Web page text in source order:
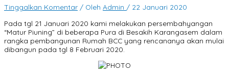
Tinggalkan Komentar / Oleh Admin / 22 Januari 2020
Pada tgl 21 Januari 2020 kami melakukan persembahyangan
“Matur Piuning” di beberapa Pura di Besakih Karangasem dalam
rangka pembangunan Rumah BCC yang rencananya akan mulai
dibangun pada tgl 8 Februari 2020.